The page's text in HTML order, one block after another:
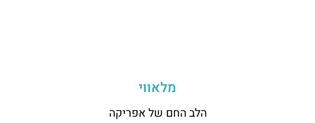
מלאווי
הלב החם של אפריקה